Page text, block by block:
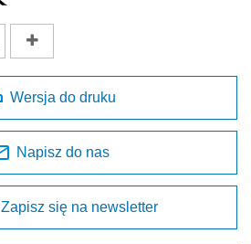
Wersja do druku
Napisz do nas
Zapisz się na newsletter